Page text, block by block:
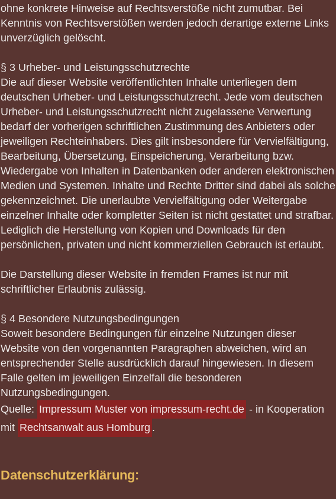
ohne konkrete Hinweise auf Rechtsverstöße nicht zumutbar. Bei
Kenntnis von Rechtsverstößen werden jedoch derartige externe Links
unverzüglich gelöscht.
§ 3 Urheber- und Leistungsschutzrechte
Die auf dieser Website veröffentlichten Inhalte unterliegen dem
deutschen Urheber- und Leistungsschutzrecht. Jede vom deutschen
Urheber- und Leistungsschutzrecht nicht zugelassene Verwertung
bedarf der vorherigen schriftlichen Zustimmung des Anbieters oder
jeweiligen Rechteinhabers. Dies gilt insbesondere für Vervielfältigung,
Bearbeitung, Übersetzung, Einspeicherung, Verarbeitung bzw.
Wiedergabe von Inhalten in Datenbanken oder anderen elektronischen
Medien und Systemen. Inhalte und Rechte Dritter sind dabei als solche
gekennzeichnet. Die unerlaubte Vervielfältigung oder Weitergabe
einzelner Inhalte oder kompletter Seiten ist nicht gestattet und strafbar.
Lediglich die Herstellung von Kopien und Downloads für den
persönlichen, privaten und nicht kommerziellen Gebrauch ist erlaubt.
Die Darstellung dieser Website in fremden Frames ist nur mit
schriftlicher Erlaubnis zulässig.
§ 4 Besondere Nutzungsbedingungen
Soweit besondere Bedingungen für einzelne Nutzungen dieser
Website von den vorgenannten Paragraphen abweichen, wird an
entsprechender Stelle ausdrücklich darauf hingewiesen. In diesem
Falle gelten im jeweiligen Einzelfall die besonderen
Nutzungsbedingungen.
Quelle: Impressum Muster von impressum-recht.de - in Kooperation
mit Rechtsanwalt aus Homburg .
Datenschutzerklärung: